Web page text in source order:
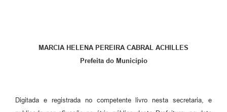
MARCIA HELENA PEREIRA CABRAL ACHILLES
Prefeita do Município
Digitada e registrada no competente livro nesta secretaria, e